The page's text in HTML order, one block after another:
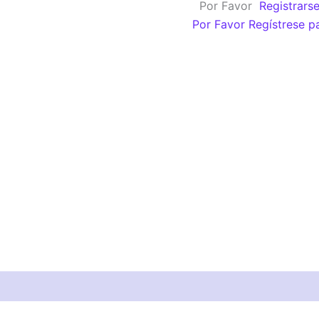
Por Favor
Por Favor Regístrese